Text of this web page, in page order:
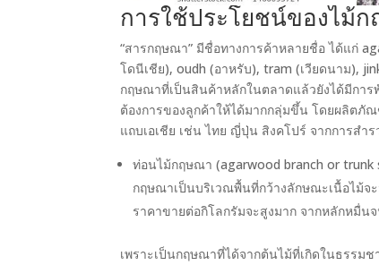
การใช้ประโยชน์ของไม้
“สารกฤษณา” มีชื่อทางการค้าหลายชื่อ ได้แก่
โดนีเชีย), oudh (อาหรับ), tram (เวียดนาม),
กฤษณาที่เป็นสินค้าหลักในตลาดแล้วยังได้มีกา
ต้องการของลูกค้าให้ได้มากกลุ่มขึ้น โดยผลิตภั
แถบเอเชีย เช่น ไทย ญี่ปุ่น สิงคโปร์ จากการสำ
ท่อนไม้กฤษณา (agarwood branch or
กฤษณาเป็นบริเวณพื้นที่กว้างลักษณะเนื้อไม้จะ
ราคาขายต่อกิโลกรัมจะสูงมาก จากหลักหมื่
เพราะเป็นกฤษณาที่ได้จากต้นไม้ที่เกิดในธรรม